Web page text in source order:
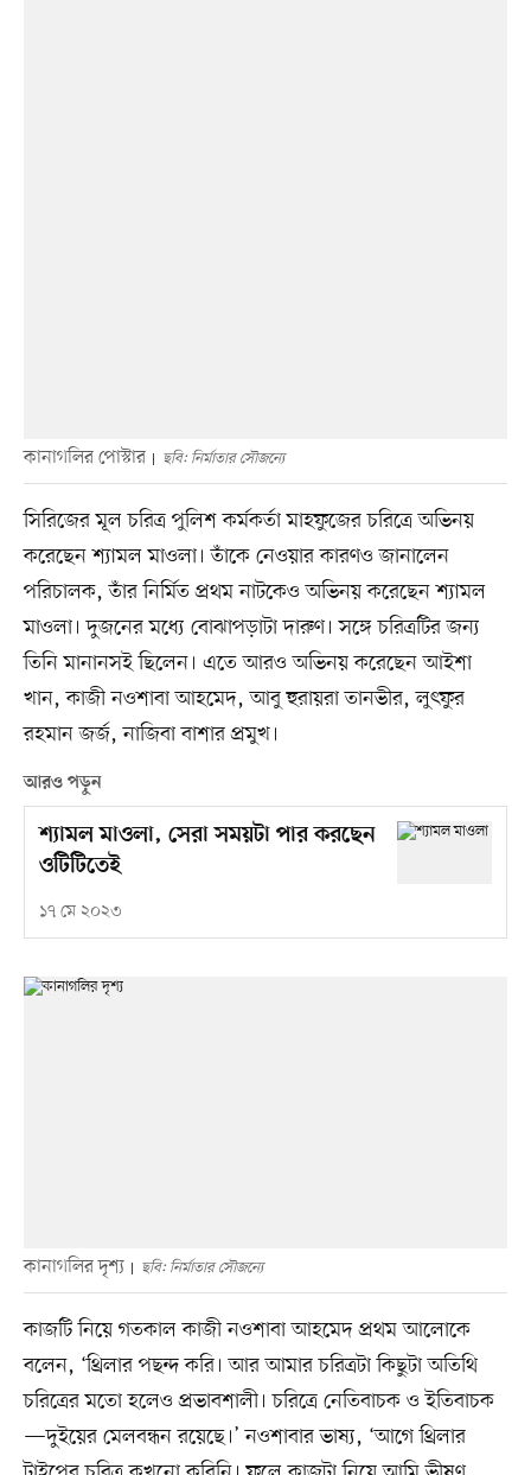
কানাগলির পোস্টার ছবি: নির্মাতার সৌজন্যে
সিরিজের মূল চরিত্র পুলিশ কর্মকর্তা মাহফুজের চরিত্রে অভিনয়
করেছেন শ্যামল মাওলা। তাঁকে নেওয়ার কারণও জানালেন
পরিচালক, তাঁর নির্মিত প্রথম নাটকেও অভিনয় করেছেন শ্যামল
মাওলা। দুজনের মধ্যে বোঝাপড়াটা দারুণ। সঙ্গে চরিত্রটির জন্য
তিনি মানানসই ছিলেন। এতে আরও অভিনয় করেছেন আইশা
খান, কাজী নওশাবা আহমেদ, আবু হুরায়রা তানভীর, লুৎফুর
রহমান জর্জ, নাজিবা বাশার প্রমুখ।
আরও পড়ুন
শ্যামল মাওলা, সেরা সময়টা পার করছেন
ওটিটিতেই
১৭ মে ২০২৩
কানাগলির দৃশ্য ছবি: নির্মাতার সৌজন্যে
কাজটি নিয়ে গতকাল কাজী নওশাবা আহমেদ প্রথম আলোকে
বলেন, ‘থ্রিলার পছন্দ করি। আর আমার চরিত্রটা কিছুটা অতিথি
চরিত্রের মতো হলেও প্রভাবশালী। চরিত্রে নেতিবাচক ও ইতিবাচক
—দুইয়ের মেলবন্ধন রয়েছে।’ নওশাবার ভাষ্য, ‘আগে থ্রিলার